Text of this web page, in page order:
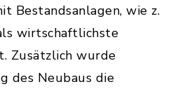
Bestandsanlagen, wie z.
wirtschaftlichste
Zusätzlich wurde
des Neubaus die